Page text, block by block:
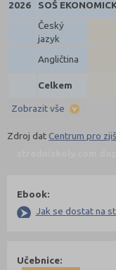
2026
SOŠ
Český
jazyk
Angličtina
Celkem
Zobrazit vše
Zdroj datCentrum pro
Ebook:
Jak se dostat na
Učebnice: